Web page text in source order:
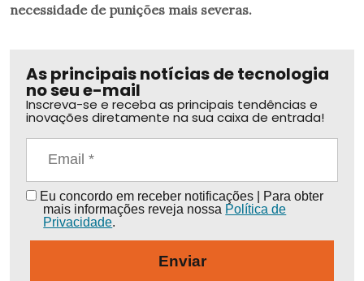
necessidade de punições mais severas.
As principais notícias de tecnologia
no seu e-mail
Inscreva-se e receba as principais tendências e
inovações diretamente na sua caixa de entrada!
Eu concordo em receber notificações | Para obter
mais informações reveja nossa Política de
Privacidade.
Enviar